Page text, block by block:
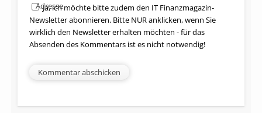
Adresse
Ja, ich möchte bitte zudem den IT Finanzmagazin-
Newsletter abonnieren. Bitte NUR anklicken, wenn Sie
wirklich den Newsletter erhalten möchten - für das
Absenden des Kommentars ist es nicht notwendig!